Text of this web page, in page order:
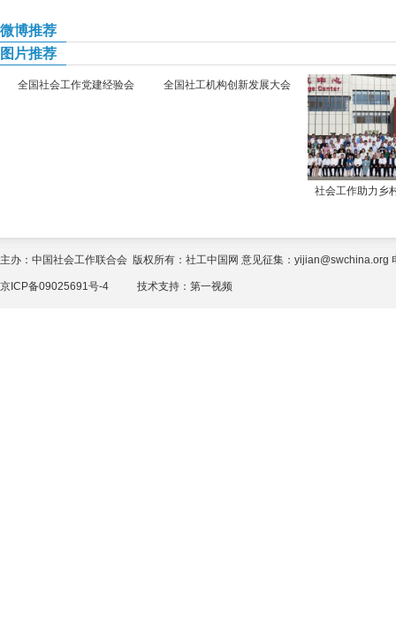
微博推荐
图片推荐
全国社会工作党建经验会 全国社工机构创新发展大会
社会工作助力乡
主办：中国社会工作联合会 版权所有：社工中国网 意见征集：yijian@swchina.org
京ICP备09025691号-4 技术支持： 第一视频